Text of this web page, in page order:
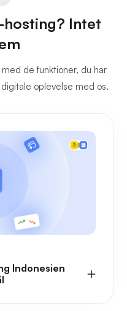
hosting? Intet
de funktioner, du har
oplevelse med os.
Indonesien